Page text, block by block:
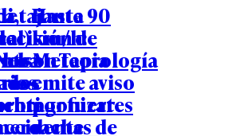
tajante
de
Tapia
Hasta 90
km/h:
Meteorología
emite aviso
por fuertes
rachas de